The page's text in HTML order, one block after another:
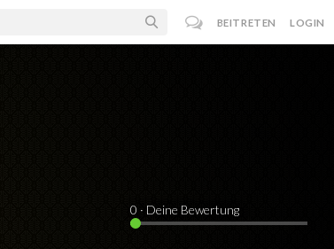
BEITRETEN LOGIN
0 · Deine Bewertung